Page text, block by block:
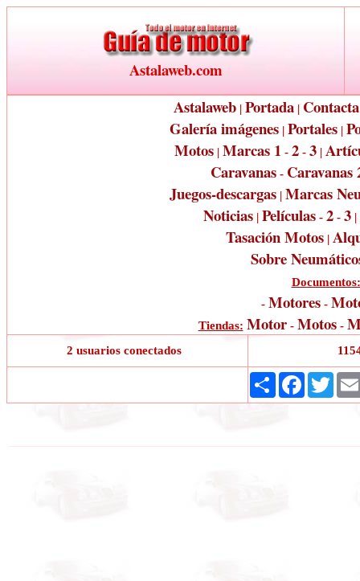
Astalaweb.com
Astalaweb| Portada| Contacta
Galería imágenes| Portales|
Motos| Marcas 1 - 2- 3|
Caravanas - Caravanas
Juegos-descargas| Marcas
Noticias | Películas - 2 - 3 |
Tasación Motos |
Sobre
Documentos:
- Motores -
Tiendas: Motor- Motos -
2 usuarios conectados
ShareFacebook